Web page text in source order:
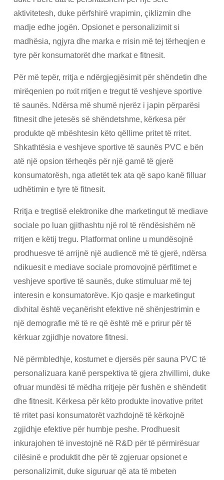
aktivitetesh, duke përfshirë vrapimin, çiklizmin dhe
madje edhe jogën. Opsionet e personalizimit si
madhësia, ngjyra dhe marka e rrisin më tej tërheqjen e
tyre për konsumatorët dhe markat e fitnesit.
Për më tepër, rritja e ndërgjegjësimit për shëndetin dhe
mirëqenien po nxit rritjen e tregut të veshjeve sportive
të saunës. Ndërsa më shumë njerëz i japin përparësi
fitnesit dhe jetesës së shëndetshme, kërkesa për
produkte që mbështesin këto qëllime pritet të rritet.
Shkathtësia e veshjeve sportive të saunës PVC e bën
atë një opsion tërheqës për një gamë të gjerë
konsumatorësh, nga atletët tek ata që sapo kanë filluar
udhëtimin e tyre të fitnesit.
Rritja e tregtisë elektronike dhe marketingut të mediave
sociale po luan gjithashtu një rol të rëndësishëm në
rritjen e këtij tregu. Platformat online u mundësojnë
prodhuesve të arrijnë një audiencë më të gjerë, ndërsa
ndikuesit e mediave sociale promovojnë përfitimet e
veshjeve sportive të saunës, duke stimuluar më tej
interesin e konsumatorëve. Kjo qasje e marketingut
dixhital është veçanërisht efektive në shënjestrimin e
një demografie më të re që është më e prirur për të
kërkuar zgjidhje novatore fitnesi.
Në përmbledhje, kostumet e djersës për sauna PVC të
personalizuara kanë perspektiva të gjera zhvillimi, duke
ofruar mundësi të mëdha rritjeje për fushën e shëndetit
dhe fitnesit. Kërkesa për këto produkte inovative pritet
të rritet pasi konsumatorët vazhdojnë të kërkojnë
zgjidhje efektive për humbje peshe. Prodhuesit
inkurajohen të investojnë në R&D për të përmirësuar
cilësinë e produktit dhe për të zgjeruar opsionet e
personalizimit, duke siguruar që ata të mbeten